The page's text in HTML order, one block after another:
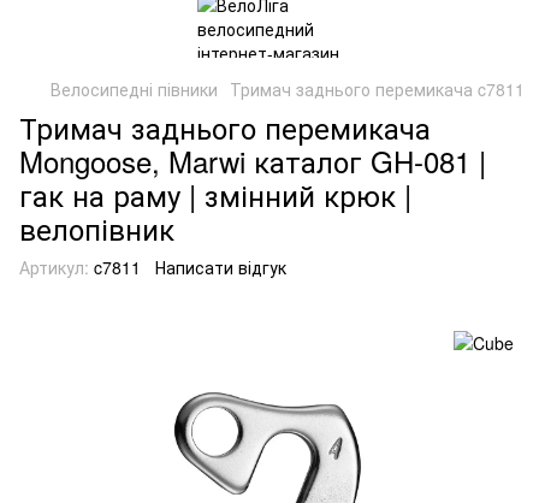
Велосипедні півники Тримач заднього перемикача c7811
Тримач заднього перемикача
Mongoose, Marwi каталог GH-081 |
гак на раму | змінний крюк |
велопівник
Артикул: c7811 Написати відгук